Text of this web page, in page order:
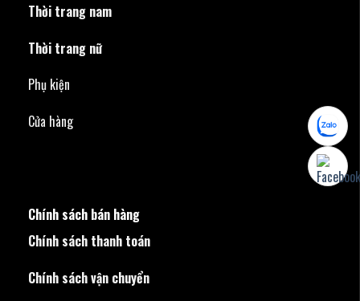
Thời trang nam
Thời trang nữ
Phụ kiện
Cửa hàng
Chính sách bán hàng
Chính sách thanh toán
Chính sách vận chuyển